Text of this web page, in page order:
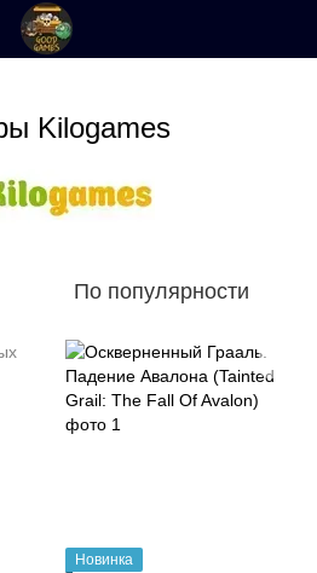
Kilogames
По популярности
Новинка